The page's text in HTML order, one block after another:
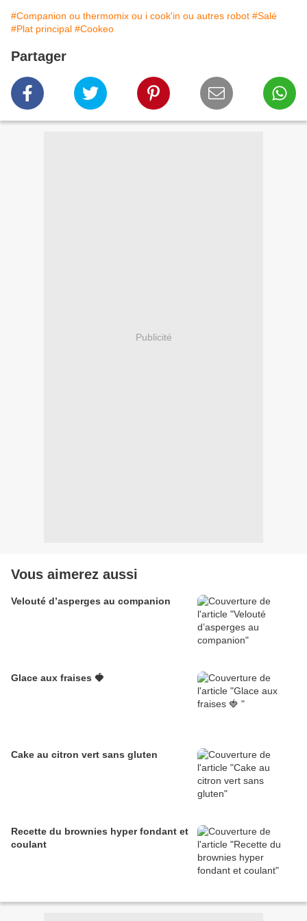
#Companion ou thermomix ou i cook'in ou autres robot #Salé
#Plat principal #Cookeo
Partager
Publicité
Vous aimerez aussi
Velouté d’asperges au companion
Glace aux fraises 🍓
Cake au citron vert sans gluten
Recette du brownies hyper fondant et
coulant